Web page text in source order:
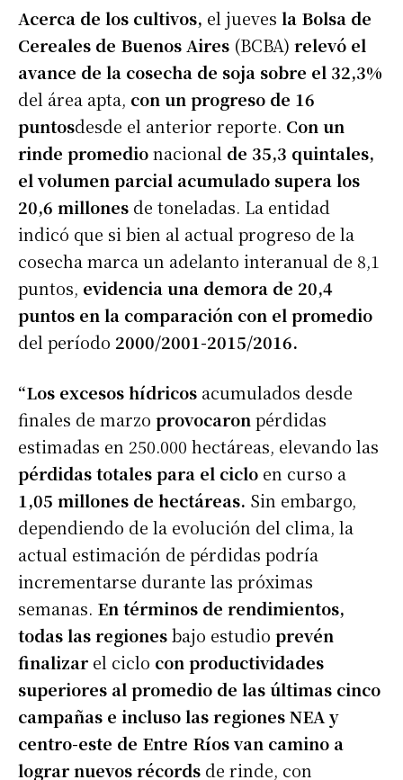
Acerca de los cultivos, el jueves la Bolsa de
Cereales de Buenos Aires (BCBA) relevó el
avance de la cosecha de soja sobre el 32,3%
del área apta, con un progreso de 16
puntosdesde el anterior reporte. Con un
rinde promedionacional de 35,3 quintales,
el volumen parcial acumulado supera los
20,6 millones de toneladas. La entidad
indicó que si bien al actual progreso de la
cosecha marca un adelanto interanual de 8,1
puntos, evidencia una demora de 20,4
puntos en la comparación con el promedio
del período 2000/2001-2015/2016.
“Los excesos hídricos acumulados desde
finales de marzo provocaron pérdidas
estimadas en 250.000 hectáreas, elevando las
pérdidas totales para el ciclo en curso a
1,05 millones de hectáreas. Sin embargo,
dependiendo de la evolución del clima, la
actual estimación de pérdidas podría
incrementarse durante las próximas
semanas. En términos de rendimientos,
todas las regionesbajo estudio prevén
finalizar el ciclo con productividades
superiores al promedio de las últimas cinco
campañas e incluso las regiones NEA y
centro-este de Entre Ríos van camino a
lograr nuevos récords de rinde, con